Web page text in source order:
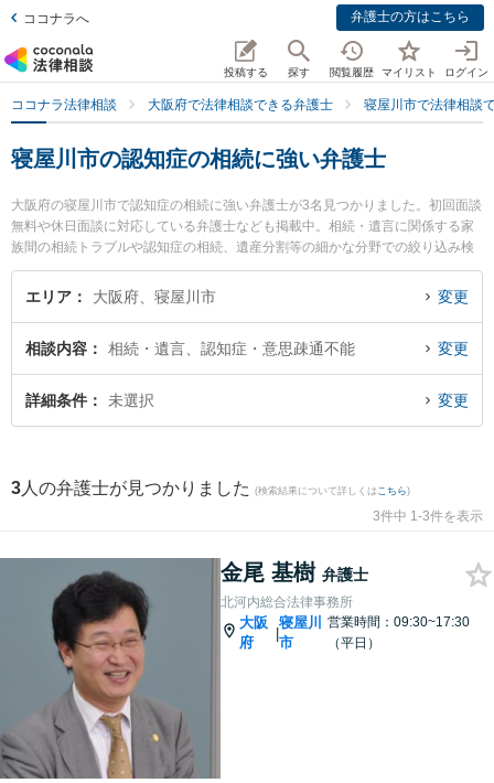
ココナラへ 弁護士の方はこちら
投稿する 探す 閲覧履歴 マイリスト ログイン
ココナラ法律相談 大阪府で法律相談できる弁護士 寝屋川市で法律相談
寝屋川市の認知症の相続に強い弁護士
大阪府の寝屋川市で認知症の相続に強い弁護士が3名見つかりました。初回面談
無料や休日面談に対応している弁護士なども掲載中。相続・遺言に関係する家
族間の相続トラブルや認知症の相続、遺産分割等の細かな分野での絞り込み検
索もでき便利です。特に北河内総合法律事務所の金尾 基樹弁護士や弁護士法人
東部おおさか 本部寝屋川法律事務所の海野 花菜弁護士、弁護士法人東部おおさ
続のトラブルを今すぐに弁護士に相談したい』『認知症の相続のトラブル解決
の実績豊富な近くの弁護士を検索したい』『初回相談無料で認知症の相続を法
律相談できる寝屋川市内の弁護士に相談予約したい』などでお困りの相談者さ
エリア 大阪府、寝屋川市 変更
相談内容 相続・遺言、認知症・意思疎通不能 変更
詳細条件 未選択 変更
3 人の弁護士が見つかりました (検索結果について詳しくは こちら)
3件中 1-3件を表示
金尾 基樹 弁護士
北河内総合法律事務所
大阪
府
|
寝屋川
市
営業時間：09:30~17:30
（平日）